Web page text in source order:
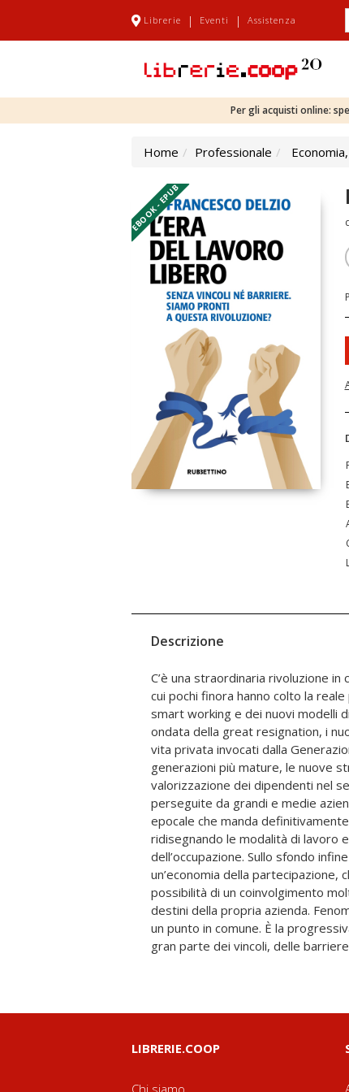
Librerie | Eventi | Assistenza
Per gli acquisti online:
Home Professionale
EBOOK - EPUB
Descrizione
C’è una straordinaria rivoluzione
cui pochi finora hanno colto la
smart working e dei nuovi modelli
ondata della great resignation, i
vita privata invocati dalla
generazioni più mature, le nuove
valorizzazione dei dipendenti nel
perseguite da grandi e medie
epocale che manda
ridisegnando le modalità di lavoro
dell’occupazione. Sullo sfondo
un’economia della partecipazione,
possibilità di un coinvolgimento
destini della propria azienda.
un punto in comune. È la
gran parte dei vincoli, delle
che lo hanno caratterizzato a
Non è un sogno ad occhi aperti: è
più visibile nei prossimi anni,
lavoro che si sta formando a
Stiamo entrando nell’era del
paradigma, l’occupazione non ha
esclusivo ma vive di connessioni. Non
per tutta la vita, ma è fluida e flessibile
più in netta contrapposizione
gestione del tempo libero, perché
diventando parte integrante della
sua produttività. Non è più
profitto e salario, perché
sempre più protagonisti di un
LIBRERIE.COOP
Chi siamo